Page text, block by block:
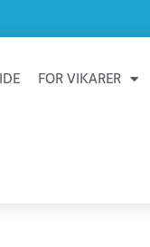
FOR VIKARER